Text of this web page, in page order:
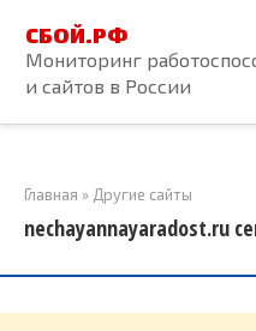
контенту
СБОЙ.РФ
Мониторинг
и сайтов в России
Главная » Другие сайты
nechayannayaradost.ru